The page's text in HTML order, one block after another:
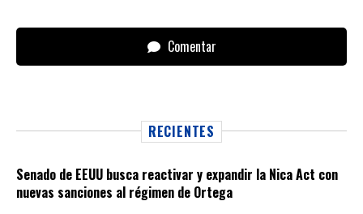
Comentar
RECIENTES
Senado de EEUU busca reactivar y expandir la Nica Act con
nuevas sanciones al régimen de Ortega